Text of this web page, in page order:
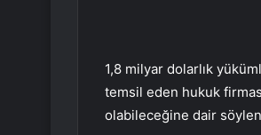
1,8 milyar dolarlık
temsil eden hukuk
olabileceğine dair